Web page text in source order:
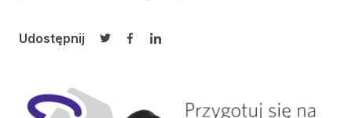
Udostępnij
Udostępnij na Twitterze
Udostępnij na Facebooku
Udostępnij na LinkedIn